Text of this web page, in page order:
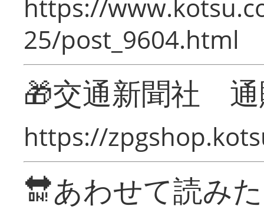
https://
25/post_9604.html
🎁交通新聞社
https://
🔛あわせて読み